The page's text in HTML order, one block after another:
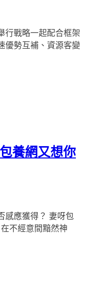
行戰略一起配合框架
優勢互補、資源客變
養網又想你
感應獲得？ 妻呀包
不經意間黯然神